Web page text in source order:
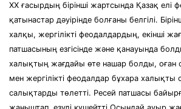
XX ғасырдың бірінші жартсында Қазақ елі
қатынастар дәуірінде болғаны белгілі.
халқы, жергілікті феодалдардың, екінші
патшасының езгісінде және қанауында
халықтың жағдайы өте нашар болды, оған
мен жергілікті феодалдар бұхара халықты
салықтарды төлетті. Ресей патшасы